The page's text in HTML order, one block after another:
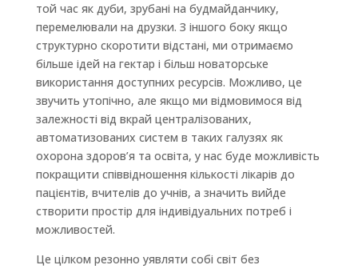
той час як дуби, зрубані на будмайданчику,
перемелювали на друзки. З іншого боку якщо
структурно скоротити відстані, ми отримаємо
більше ідей на гектар і більш новаторське
використання доступних ресурсів. Можливо, це
звучить утопічно, але якщо ми відмовимося від
залежності від вкрай централізованих,
автоматизованих систем в таких галузях як
охорона здоров’я та освіта, у нас буде можливість
покращити співвідношення кількості лікарів до
пацієнтів, вчителів до учнів, а значить вийде
створити простір для індивідуальних потреб і
можливостей.
Це цілком резонно уявляти собі світ без